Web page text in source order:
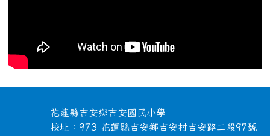
頁尾區域內容
花蓮縣吉安鄉吉安國民小學
校址：973 花蓮縣吉安鄉吉安村吉安路二段97號